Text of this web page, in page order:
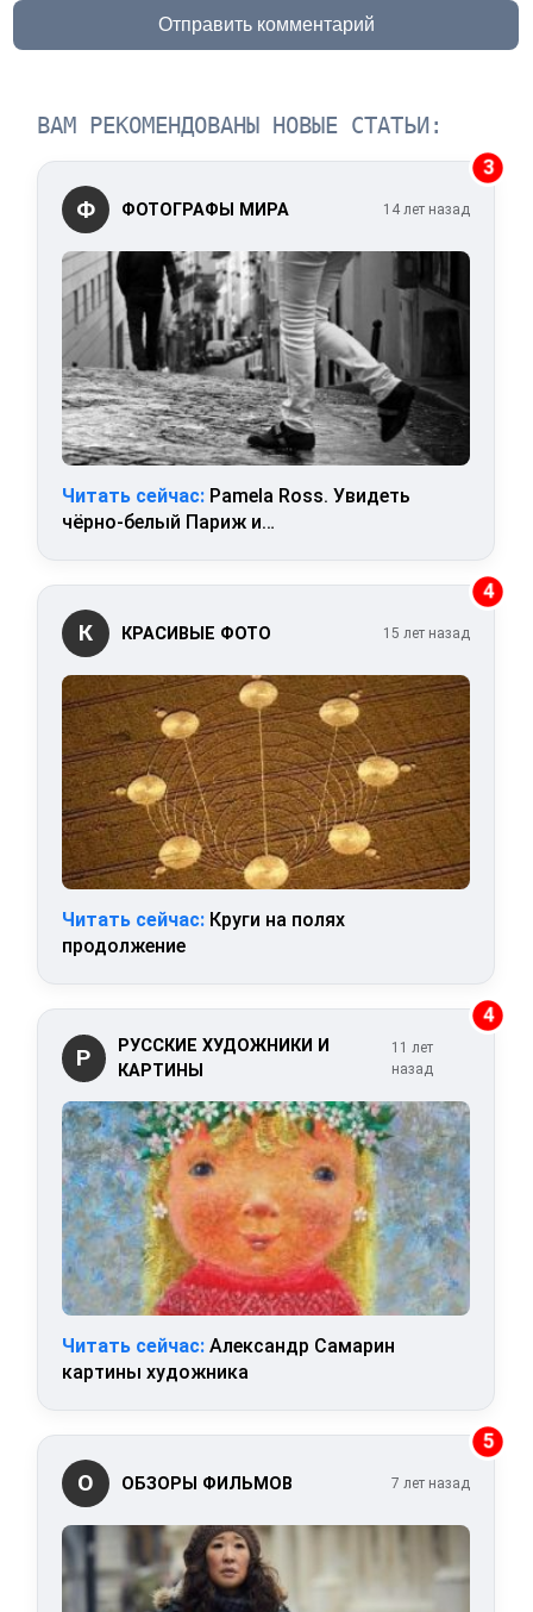
Отправить комментарий
ВАМ РЕКОМЕНДОВАНЫ НОВЫЕ СТАТЬИ:
3
Ф ФОТОГРАФЫ МИРА 14 лет назад
Читать сейчас: Pamela Ross. Увидеть
чёрно-белый Париж и…
4
К КРАСИВЫЕ ФОТО 15 лет назад
Читать сейчас: Круги на полях
продолжение
4
Р
РУССКИЕ ХУДОЖНИКИ И
КАРТИНЫ
11 лет
назад
Читать сейчас: Александр Самарин
картины художника
5
О ОБЗОРЫ ФИЛЬМОВ 7 лет назад